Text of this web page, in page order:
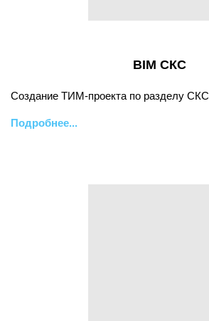
BIM СКС
Создание ТИМ-проекта по разделу СКС
Подробнее...